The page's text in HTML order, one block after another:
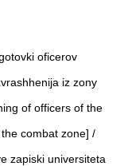
oficerov
iz zony
of officers of the
combat zone] /
zapiski universiteta